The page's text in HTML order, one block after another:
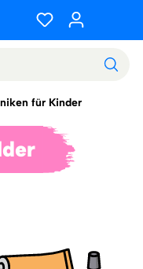
für Kinder